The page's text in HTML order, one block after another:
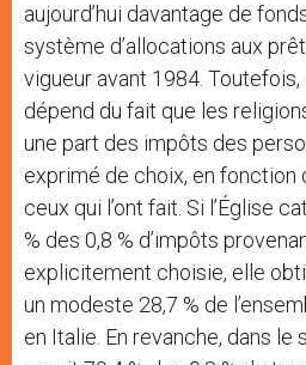
aujourd’hui davantage de
système d’allocations aux
vigueur avant 1984.
dépend du fait que les
une part des impôts des
exprimé de choix, en fonction
ceux qui l’ont fait. Si l’Église
% des 0,8 % d’impôts
explicitement choisie, elle
un modeste 28,7 % de
en Italie. En revanche, dans